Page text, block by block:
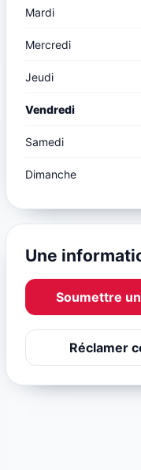
Mardi
Mercredi
Jeudi
Vendredi
Samedi
Dimanche
Une
Soumettre
Réclamer